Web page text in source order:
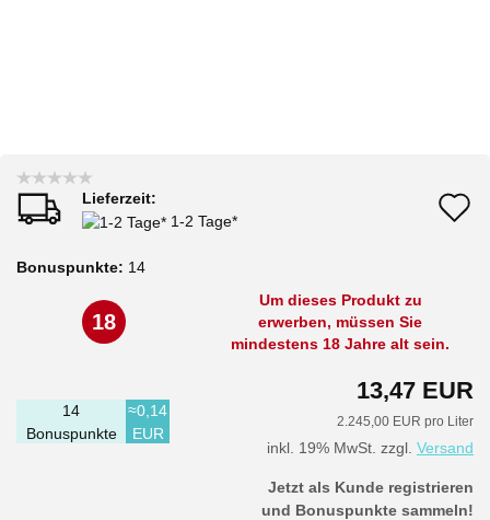
Lieferzeit:
1-2 Tage*
Bonuspunkte: 14
18
Um dieses Produkt zu
erwerben, müssen Sie
mindestens 18 Jahre alt sein.
13,47 EUR
2.245,00 EUR pro Liter
inkl. 19% MwSt. zzgl. Versand
14
Bonuspunkte
≈0,14
EUR
Jetzt als Kunde registrieren
und Bonuspunkte sammeln!